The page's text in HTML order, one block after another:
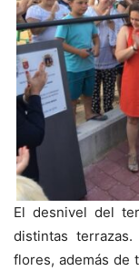
El desnivel del
distintas
flores, además de